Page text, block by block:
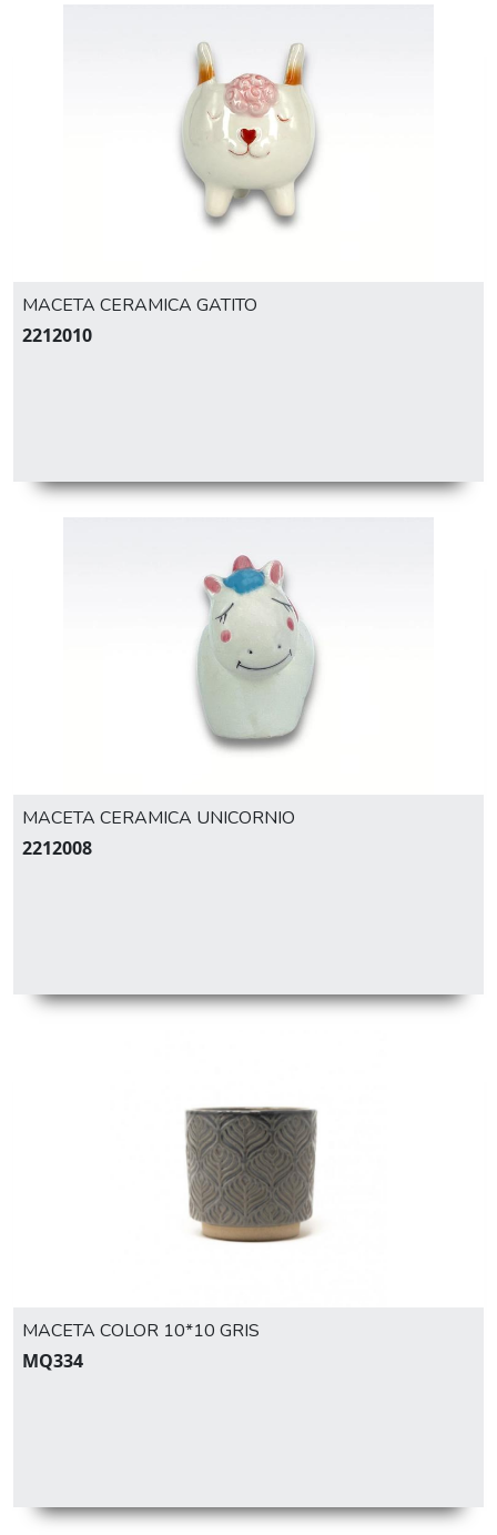
MACETA CERAMICA GATITO
2212010
MACETA CERAMICA UNICORNIO
2212008
MACETA COLOR 10*10 GRIS
MQ334